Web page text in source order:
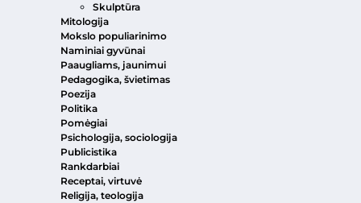
Skulptūra
Mitologija
Mokslo populiarinimo
Naminiai gyvūnai
Paaugliams, jaunimui
Pedagogika, švietimas
Poezija
Politika
Pomėgiai
Psichologija, sociologija
Publicistika
Rankdarbiai
Receptai, virtuvė
Religija, teologija